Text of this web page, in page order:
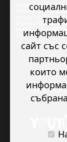
Проектът
човека” се
предоставена от
Финансовия
развие
човека.
сайт със
които